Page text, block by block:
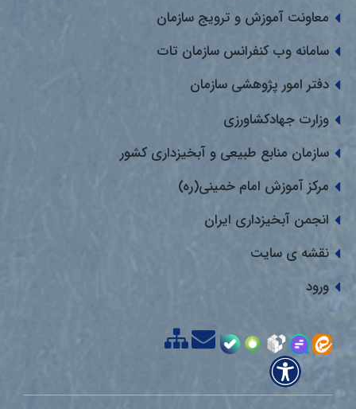
معاونت آموزش و ترویج سازمان
سامانه وب کنفرانس سازمان تات
دفتر امور پژوهشی سازمان
وزارت جهادکشاورزی
سازمان منابع طبیعی و آبخیزداری کشور
مرکز آموزش امام خمینی(ره)
انجمن آبخیزداری ایران
نقشه ی سایت
ورود